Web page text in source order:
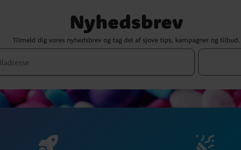
Nyhedsbrev
Tilmeld dig vores nyhedsbrev og tag del af sjove tips, kampagner og tilbud.